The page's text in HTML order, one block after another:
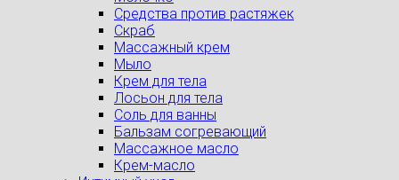
Средства против растяжек
Скраб
Массажный крем
Мыло
Крем для тела
Лосьон для тела
Соль для ванны
Бальзам согревающий
Массажное масло
Крем-масло